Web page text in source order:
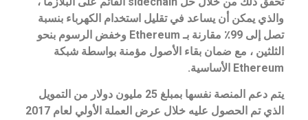
والذي يمكن أن يساعد في تقليل استخدام الكهرباء بنسبة
تصل إلى 99٪ مقارنة بـ Ethereum وخفض الرسوم بنحو
الثلثين ، مع ضمان بقاء الأصول مؤمنة بواسطة شبكة
Ethereum الأساسية.
يتم دعم المنصة نفسها بمبلغ 25 مليون دولار من التمويل
الذي تم الحصول عليه خلال عرض العملة الأولي لعام 2017